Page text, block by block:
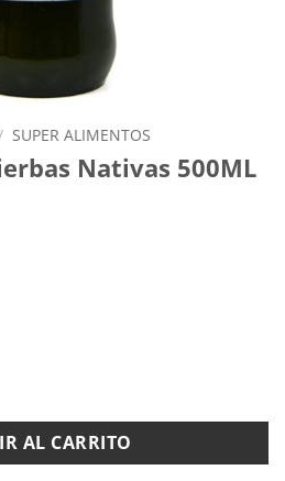
SUPER ALIMENTOS
Nativas 500ML
500ML - Del Alba cantidad
AL CARRITO